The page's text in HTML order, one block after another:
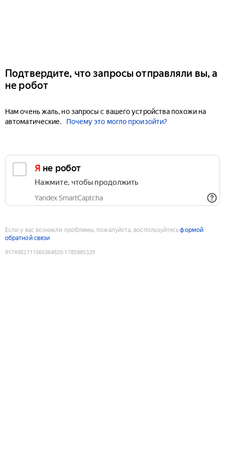
Подтвердите, что запросы отправляли вы, а
не робот
Нам очень жаль, но запросы с вашего устройства похожи на
автоматические.
Почему это могло произойти?
Я не робот
Нажмите, чтобы продолжить
Yandex SmartCaptcha
Если у вас возникли проблемы, пожалуйста, воспользуйтесьформой
обратной связи
9174982111560364820:1785985329